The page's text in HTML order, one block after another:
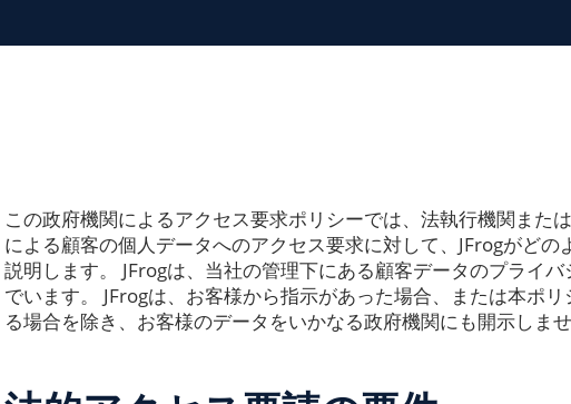
この政府機関によるアクセス要求ポリシーでは、法執行機関また
による顧客の個人データへのアクセス要求に対して、JFrogがどの
説明します。 JFrogは、当社の管理下にある顧客データのプライ
でいます。 JFrogは、お客様から指示があった場合、または本ポ
る場合を除き、お客様のデータをいかなる政府機関にも開示しませ